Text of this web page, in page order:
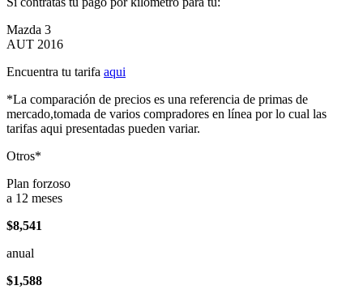
Mazda 3
AUT 2016
Encuentra tu tarifa aqui
*La comparación de precios es una referencia de primas de
mercado,tomada de varios compradores en línea por lo cual las
tarifas aqui presentadas pueden variar.
Otros*
Plan forzoso
a 12 meses
$8,541
anual
$1,588